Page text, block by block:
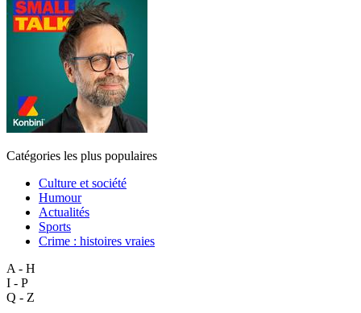
Catégories les plus populaires
Culture et société
Humour
Actualités
Sports
Crime : histoires vraies
A - H
I - P
Q - Z